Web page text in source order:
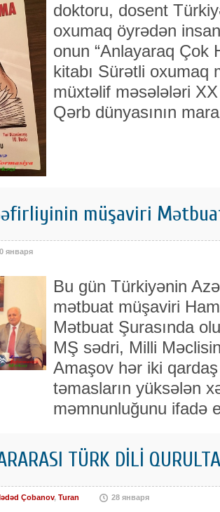
doktoru, dosent
oxumaq öyrədən
onun “Anlayaraq Çok
kitabı Sürətli oxumaq
müxtəlif məsələləri
Qərb dünyasının
müşaviri
января
Bu gün Türkiyənin
mətbuat müşaviri
Mətbuat Şurasında
MŞ sədri, Milli
Amaşov hər iki qardaş
təmasların yüksələn
məmnunluğunu ifadə
TÜRK DİLİ
Çobanov, Turan 28 января